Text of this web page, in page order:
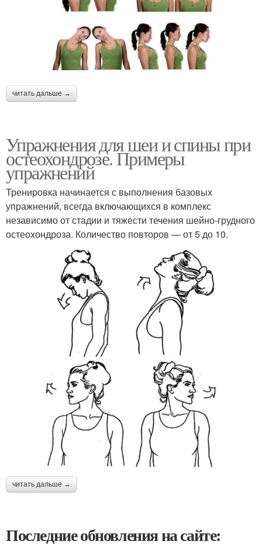
читать дальше →
Упражнения для шеи и спины при
остеохондрозе. Примеры
упражнений
Тренировка начинается с выполнения базовых
упражнений, всегда включающихся в комплекс
независимо от стадии и тяжести течения шейно-грудного
остеохондроза. Количество повторов — от 5 до 10.
читать дальше →
Последние обновления на сайте: